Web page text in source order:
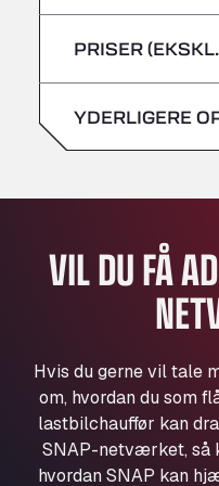
All 4 Trucks
Klaverbladstaat 21,
American Truck
Av. des Etats-Unis 90,
Aut. A4 Salida 288
AP7 Salida 2, C/
Andamur
A-15 Salida
Andamur San
Aut A1 Exit 385,
Anglia Motel
Washway Road,
Anpol Sp. z o.o.
Ul. Torunska 147,
lørdag –
lørdag –
PRISER
YDERLIGERE
VIL DU FÅ
Hvis du gerne vil tale
om, hvordan du som
lastbilchauffør kan
SNAP-netværket, så
hvordan SNAP kan